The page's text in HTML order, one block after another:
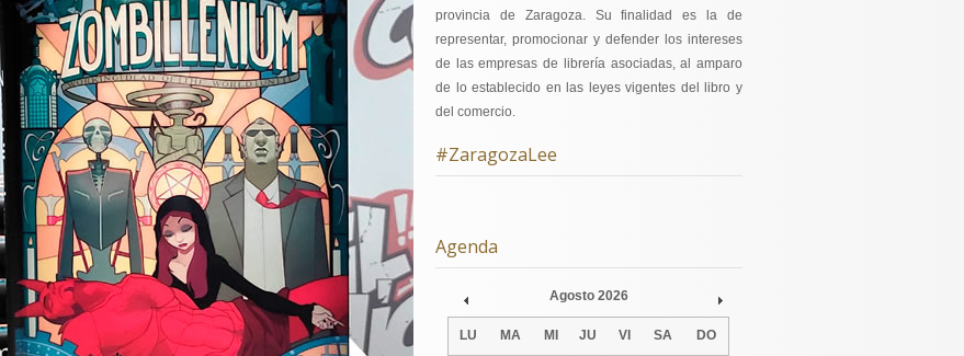
provincia de Zaragoza. Su finalidad es la de
representar, promocionar y defender los intereses
de las empresas de librería asociadas, al amparo
de lo establecido en las leyes vigentes del libro y
del comercio.
#ZaragozaLee
Agenda
Agosto 2026
LU MA MI JU VI SA DO